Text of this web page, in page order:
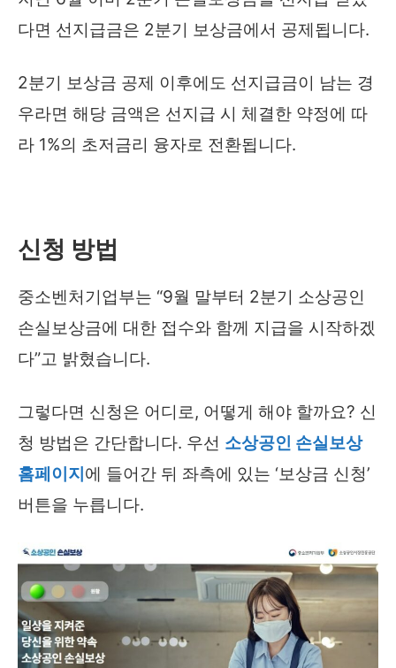
다면 선지급금은 2분기 보상금에서 공제됩니다.
2분기 보상금 공제 이후에도 선지급금이 남는 경
우라면 해당 금액은 선지급 시 체결한 약정에 따
라 1%의 초저금리 융자로 전환됩니다.
신청 방법
중소벤처기업부는 “9월 말부터 2분기 소상공인
손실보상금에 대한 접수와 함께 지급을 시작하겠
다”고 밝혔습니다.
그렇다면 신청은 어디로, 어떻게 해야 할까요? 신
청 방법은 간단합니다. 우선 소상공인 손실보상
홈페이지 에 들어간 뒤 좌측에 있는 ‘보상금 신청’
버튼을 누릅니다.